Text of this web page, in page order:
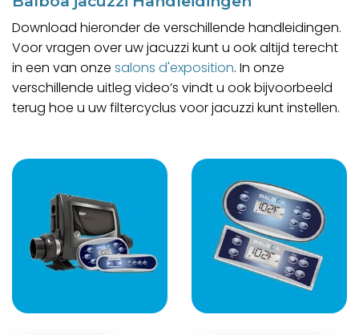
Download hieronder de verschillende handleidingen.
Voor vragen over uw jacuzzi kunt u ook altijd terecht
in een van onze salons d'exposition. In onze
verschillende uitleg video’s vindt u ook bijvoorbeeld
terug hoe u uw filtercyclus voor jacuzzi kunt instellen.